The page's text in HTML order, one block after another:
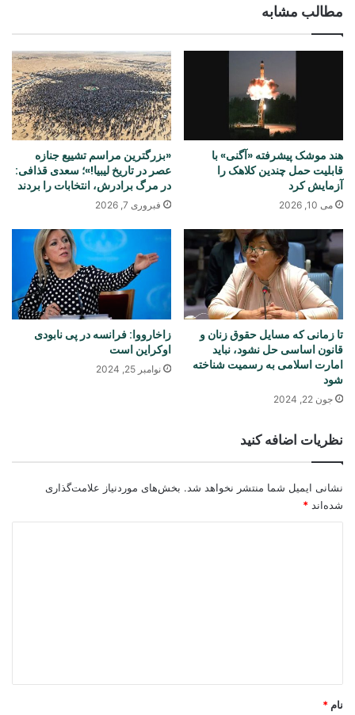
مطالب مشابه
هند موشک پیشرفته «آگنی» با
قابلیت حمل چندین کلاهک را
آزمایش کرد
می 10, 2026
«بزرگترین مراسم تشییع جنازه
عصر در تاریخ لیبیا!»؛ سعدی قذافی:
در مرگ برادرش، انتخابات را بردند
فبروری 7, 2026
تا زمانی که مسایل حقوق زنان و
قانون اساسی حل نشود، نباید
امارت اسلامی به رسمیت شناخته
شود
جون 22, 2024
زاخارووا: فرانسه در پی نابودی
اوکراین است
نوامبر 25, 2024
نظریات اضافه کنید
نشانی ایمیل شما منتشر نخواهد شد. بخش‌های موردنیاز علامت‌گذاری
شده‌اند *
نام *